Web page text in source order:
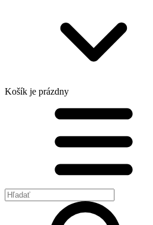
Košík je prázdny